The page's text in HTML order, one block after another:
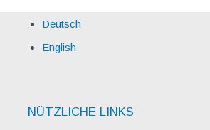
Deutsch
English
NÜTZLICHE LINKS